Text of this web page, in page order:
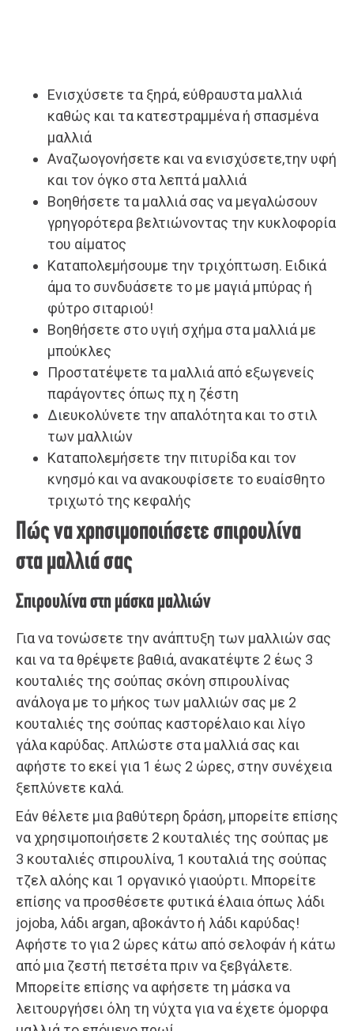
Ενισχύσετε τα ξηρά, εύθραυστα μαλλιά
καθώς και τα κατεστραμμένα ή σπασμένα
μαλλιά
Αναζωογονήσετε και να ενισχύσετε,την υφή
και τον όγκο στα λεπτά μαλλιά
Βοηθήσετε τα μαλλιά σας να μεγαλώσουν
γρηγορότερα βελτιώνοντας την κυκλοφορία
του αίματος
Καταπολεμήσουμε την τριχόπτωση. Ειδικά
άμα το συνδυάσετε το με μαγιά μπύρας ή
φύτρο σιταριού!
Βοηθήσετε στο υγιή σχήμα στα μαλλιά με
μπούκλες
Προστατέψετε τα μαλλιά από εξωγενείς
παράγοντες όπως πχ η ζέστη
Διευκολύνετε την απαλότητα και το στιλ
των μαλλιών
Καταπολεμήσετε την πιτυρίδα και τον
κνησμό και να ανακουφίσετε το ευαίσθητο
τριχωτό της κεφαλής
Πώς να χρησιμοποιήσετε σπιρουλίνα
στα μαλλιά σας
Σπιρουλίνα στη μάσκα μαλλιών
Για να τονώσετε την ανάπτυξη των μαλλιών σας
και να τα θρέψετε βαθιά, ανακατέψτε 2 έως 3
κουταλιές της σούπας σκόνη σπιρουλίνας
ανάλογα με το μήκος των μαλλιών σας με 2
κουταλιές της σούπας καστορέλαιο και λίγο
γάλα καρύδας. Απλώστε στα μαλλιά σας και
αφήστε το εκεί για 1 έως 2 ώρες, στην συνέχεια
ξεπλύνετε καλά.
Εάν θέλετε μια βαθύτερη δράση, μπορείτε επίσης
να χρησιμοποιήσετε 2 κουταλιές της σούπας με
3 κουταλιές σπιρουλίνα, 1 κουταλιά της σούπας
τζελ αλόης και 1 οργανικό γιαούρτι. Μπορείτε
επίσης να προσθέσετε φυτικά έλαια όπως λάδι
jojoba, λάδι argan, αβοκάντο ή λάδι καρύδας!
Αφήστε το για 2 ώρες κάτω από σελοφάν ή κάτω
από μια ζεστή πετσέτα πριν να ξεβγάλετε.
Μπορείτε επίσης να αφήσετε τη μάσκα να
λειτουργήσει όλη τη νύχτα για να έχετε όμορφα